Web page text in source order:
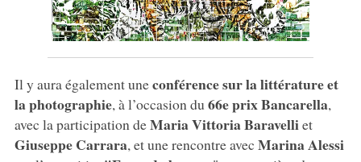
Il y aura également uneconférence sur la littérature et
la photographie, à l’occasion du 66e prix Bancarella,
avec la participation deMaria Vittoria Baravelliet
Giuseppe Carrara, et une rencontre avec Marina Alessi